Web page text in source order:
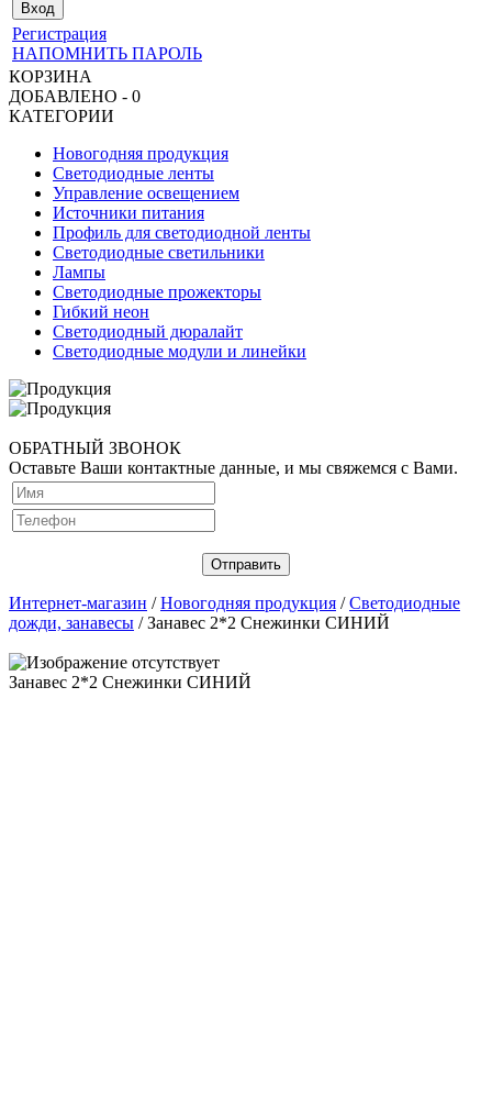
Регистрация
НАПОМНИТЬ ПАРОЛЬ
КОРЗИНА
ДОБАВЛЕНО - 0
КАТЕГОРИИ
Новогодняя продукция
Светодиодные ленты
Управление освещением
Источники питания
Профиль для светодиодной ленты
Светодиодные светильники
Лампы
Светодиодные прожекторы
Гибкий неон
Светодиодный дюралайт
Светодиодные модули и линейки
ОБРАТНЫЙ ЗВОНОК
Оставьте Ваши контактные данные, и мы свяжемся с Вами.
Интернет-магазин /Новогодняя продукция /Светодиодные
дожди, занавесы / Занавес 2*2 Снежинки СИНИЙ
Занавес 2*2 Снежинки СИНИЙ